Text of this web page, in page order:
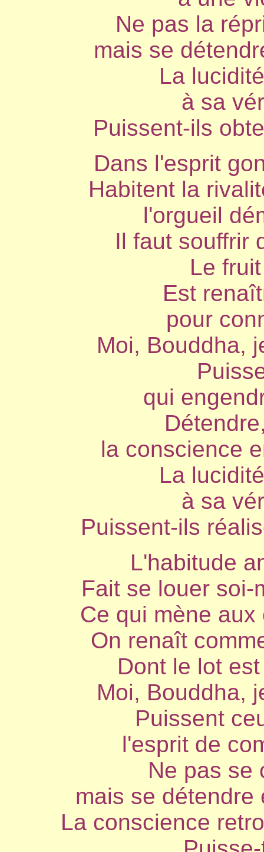
Ne pas la
mais se
La
à sa
Puissent-ils
Dans l'esprit
Habitent la
l'orgueil
Il faut souffrir
Le
Est
pour
Moi, Bouddha,
qui
la conscience
La
à sa
Puissent-ils
L'habitude
Fait se louer soi-
Ce qui mène
On renaît
Dont le lot
Moi, Bouddha,
Puissent
l'esprit de
Ne pas se
mais se
La conscience